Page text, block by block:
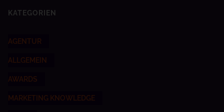
KATEGORIEN
AGENTUR
ALLGEMEIN
AWARDS
MARKETING KNOWLEDGE